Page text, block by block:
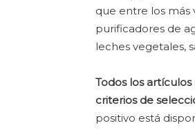
que entre los más
purificadores de
leches vegetales,
Todos los
criterios de
positivo está